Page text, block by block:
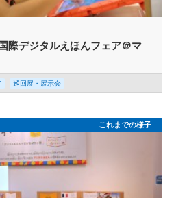
際デジタルえほんフェア＠マ
巡回展・展示会
これまでの様子